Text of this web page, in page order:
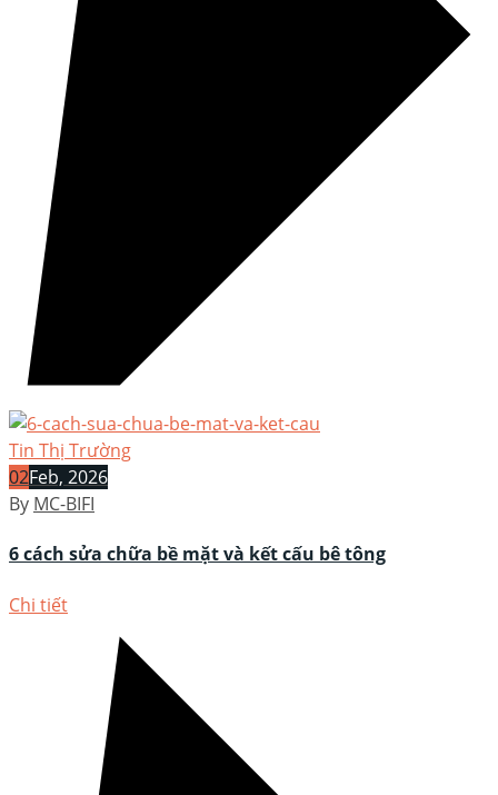
Tin Thị Trường
02Feb, 2026
By MC-BIFI
6 cách sửa chữa bề mặt và kết cấu bê tông
Chi tiết